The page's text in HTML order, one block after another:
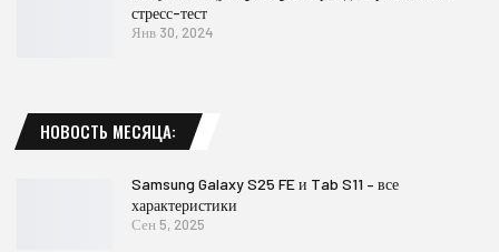
стресс-тест
Янв 30, 2024
НОВОСТЬ МЕСЯЦА:
Samsung Galaxy S25 FE и Tab S11 – все
характеристики
Сен 5, 2025